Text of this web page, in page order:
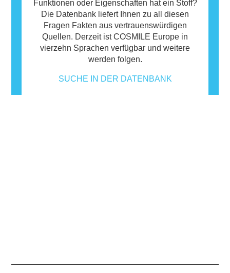
Funktionen oder Eigenschaften hat ein Stoff?
Die Datenbank liefert Ihnen zu all diesen
Fragen Fakten aus vertrauenswürdigen
Quellen. Derzeit ist COSMILE Europe in
vierzehn Sprachen verfügbar und weitere
werden folgen.
SUCHE IN DER DATENBANK